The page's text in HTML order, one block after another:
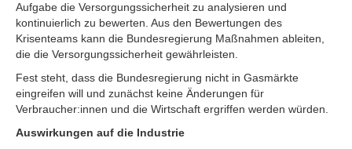
Aufgabe die Versorgungssicherheit zu analysieren und
kontinuierlich zu bewerten. Aus den Bewertungen des
Krisenteams kann die Bundesregierung Maßnahmen ableiten,
die die Versorgungssicherheit gewährleisten.
Fest steht, dass die Bundesregierung nicht in Gasmärkte
eingreifen will und zunächst keine Änderungen für
Verbraucher:innen und die Wirtschaft ergriffen werden würden.
Auswirkungen auf die Industrie